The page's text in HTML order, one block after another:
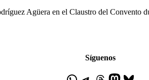
Agüera en el Claustro del Convento
Síguenos